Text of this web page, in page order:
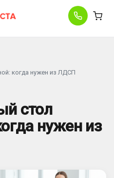
когда нужен из ЛДСП
стол
нужен из